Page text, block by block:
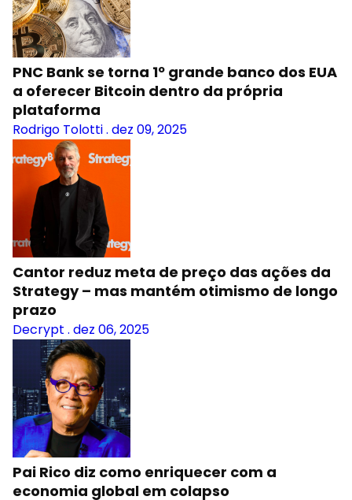
PNC Bank se torna 1º grande banco dos EUA
a oferecer Bitcoin dentro da própria
plataforma
Rodrigo Tolotti. dez 09, 2025
Cantor reduz meta de preço das ações da
Strategy – mas mantém otimismo de longo
prazo
Decrypt . dez 06, 2025
Pai Rico diz como enriquecer com a
economia global em colapso